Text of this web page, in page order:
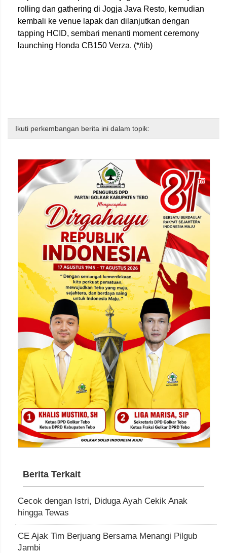
rolling dan gathering di Jogja Java Resto, kemudian
kembali ke venue lapak dan dilanjutkan dengan
tapping HCID, sembari menanti moment ceremony
launching Honda CB150 Verza. (*/tib)
Ikuti perkembangan berita ini dalam topik:
Berita Terkait
Cecok dengan Istri, Diduga Ayah Cekik Anak
hingga Tewas
CE Ajak Tim Berjuang Bersama Menangi Pilgub
Jambi